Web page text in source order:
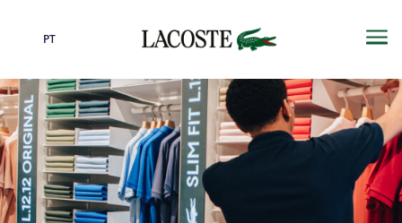
Idioma
PT